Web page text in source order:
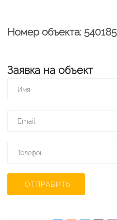
Номер объекта: 540185
Заявка на объект
ОТПРАВИТЬ